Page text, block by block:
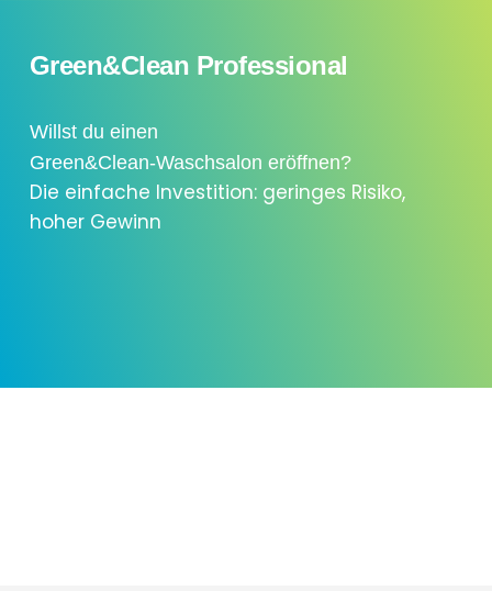
Green&Clean Professional
Willst du einen
Green&Clean-Waschsalon eröffnen?
Die einfache Investition: geringes Risiko,
hoher Gewinn